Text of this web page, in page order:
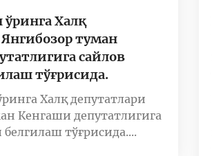
ўринга Халқ
туман
сайлов
тўғрисида.
Халқ депутатлари
Кенгаши депутатлигига
тўғрисида....